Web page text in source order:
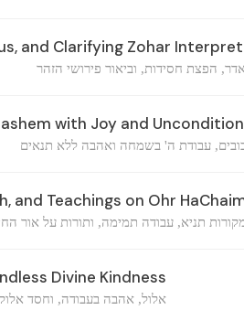
and Clarifying Zohar
הפצת חסידות, וביאור פירושי הזהר
with Joy and
עבודת ה' בשמחה ואהבה ללא תנאים
and Teachings on Ohr
תניא, עבודה תמימה, ותורות על אור
Divine Kindness
אלול, אהבה בעבודה, וחסד